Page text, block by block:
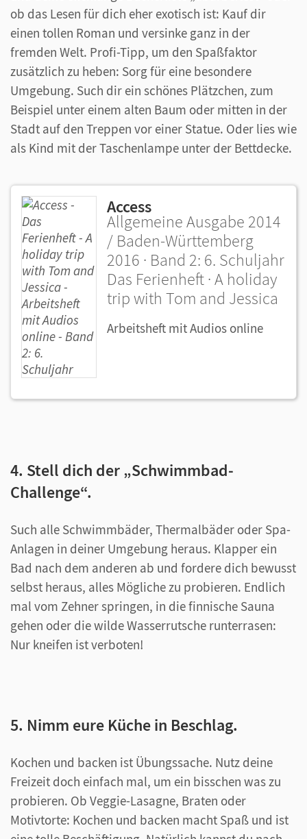
ob das Lesen für dich eher exotisch ist: Kauf dir
einen tollen Roman und versinke ganz in der
fremden Welt. Profi-Tipp, um den Spaßfaktor
zusätzlich zu heben: Sorg für eine besondere
Umgebung. Such dir ein schönes Plätzchen, zum
Beispiel unter einem alten Baum oder mitten in der
Stadt auf den Treppen vor einer Statue. Oder lies wie
als Kind mit der Taschenlampe unter der Bettdecke.
Access
Allgemeine Ausgabe 2014
/ Baden-Württemberg
2016 · Band 2: 6. Schuljahr
Das Ferienheft · A holiday
trip with Tom and Jessica
Arbeitsheft mit Audios online
4. Stell dich der „Schwimmbad-
Challenge“.
Such alle Schwimmbäder, Thermalbäder oder Spa-
Anlagen in deiner Umgebung heraus. Klapper ein
Bad nach dem anderen ab und fordere dich bewusst
selbst heraus, alles Mögliche zu probieren. Endlich
mal vom Zehner springen, in die finnische Sauna
gehen oder die wilde Wasserrutsche runterrasen:
Nur kneifen ist verboten!
5. Nimm eure Küche in Beschlag.
Kochen und backen ist Übungssache. Nutz deine
Freizeit doch einfach mal, um ein bisschen was zu
probieren. Ob Veggie-Lasagne, Braten oder
Motivtorte: Kochen und backen macht Spaß und ist